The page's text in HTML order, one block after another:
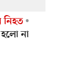
নিহত
হলো না